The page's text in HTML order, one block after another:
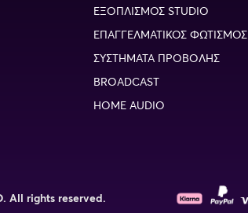
ΕΞΟΠΛΙΣΜΟΣ STUDIO
ΕΠΑΓΓΕΛΜΑΤΙΚΟΣ ΦΩΤΙΣΜΟΣ
ΣΥΣΤΗΜΑΤΑ ΠΡΟΒΟΛΗΣ
BROADCAST
HOME AUDIO
All rights reserved.